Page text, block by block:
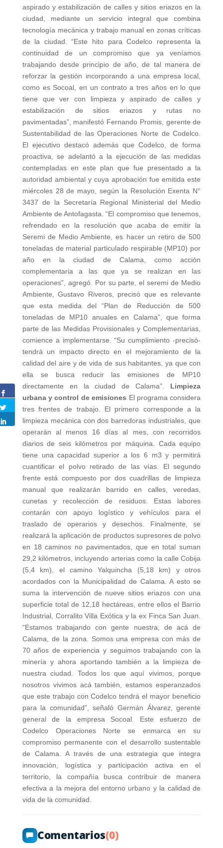
aspirado y estabilización de calles y sitios eriazos en la
ciudad, mediante un servicio integral que combina
tecnología mecánica y trabajo manual en zonas críticas
de la ciudad. “Este hito para Codelco representa la
continuidad de un compromiso que ya veníamos
trabajando desde principio de año, de tal manera de
reforzar la gestión incorporando a una empresa local,
como es Socoal, en un contrato a tres años en lo que
tiene que ver con limpieza y aspirado de calles y
estabilización de sitios eriazos y rutas no
pavimentadas”, manifestó Fernando Promis, gerente de
Sustentabilidad de las Operaciones Norte de Codelco.
El ejecutivo destacó además que Codelco, de forma
proactiva, se adelantó a la ejecución de las medidas
contempladas en este plan que fue presentado a la
autoridad ambiental y cuya aprobación fue emitida este
miércoles 28 de mayo, según la Resolución Exenta N°
3437 de la Secretaría Regional Ministerial del Medio
Ambiente de Antofagasta. “El compromiso que tenemos,
refrendado en la resolución que acaba de emitir la
Seremi de Medio Ambiente, es hacer un retiro de 500
toneladas de material particulado respirable (MP10) por
año en la ciudad de Calama, como acción
complementaria a las que ya se realizan en las
operaciones”, agregó. Por su parte, el seremi de Medio
Ambiente, Gustavo Riveros, precisó que es relevante
que esta medida del “Plan de Reducción de 500
toneladas de MP10 anuales en Calama”, que forma
parte de las Medidas Provisionales y Complementarias,
comience a implementarse. “Su cumplimiento -precisó-
tendrá un impacto directo en el mejoramiento de la
calidad del aire y de vida de sus habitantes, ya que con
ella se busca reducir las emisiones de MP10
directamente en la ciudad de Calama”. Limpieza
urbana y control de emisiones El programa considera
tres frentes de trabajo. El primero corresponde a la
limpieza mecánica con dos barredoras industriales, que
operarán al menos 16 días al mes, con recorridos
diarios de seis kilómetros por máquina. Cada equipo
tiene una capacidad superior a los 6 m3 y permitirá
cuantificar el polvo retirado de las vías. El segundo
frente está compuesto por dos cuadrillas de limpieza
manual que realizarán barrido en calles, veredas,
cunetas y recolección de residuos. Estas labores
contarán con apoyo logístico y vehículos para el
traslado de operarios y desechos. Finalmente, se
realizará la aplicación de productos supresores de polvo
en 18 caminos no pavimentados, que en total suman
29,2 kilómetros, incluyendo arterias como la calle Cobija
(5,4 km), el camino Yalquincha (5,18 km) y otros
acordados con la Municipalidad de Calama. A esto se
suma la intervención de nueve sitios eriazos con una
superficie total de 12,18 hectáreas, entre ellos el Barrio
Industrial, Corralito Villa Exótica y la ex Finca San Juan.
“Estamos trabajando con gente nuestra, de acá de
Calama, de la zona. Somos una empresa con más de
70 años de experiencia y seguimos trabajando con la
minería y ahora aportando también a la limpieza de
nuestra ciudad. Todos los que aquí vivimos, porque
nosotros vivimos acá también, estamos esperanzados
que este trabajo con Codelco tendrá el mayor beneficio
para la comunidad”, señaló Germán Álvarez, gerente
general de la empresa Socoal. Este esfuerzo de
Codelco Operaciones Norte se enmarca en su
compromiso permanente con el desarrollo sustentable
de Calama. A través de una estrategia que integra
innovación, logística y participación activa en el
territorio, la compañía busca contribuir de manera
efectiva a la mejora del entorno urbano y la calidad de
vida de la comunidad.
Comentarios(0)